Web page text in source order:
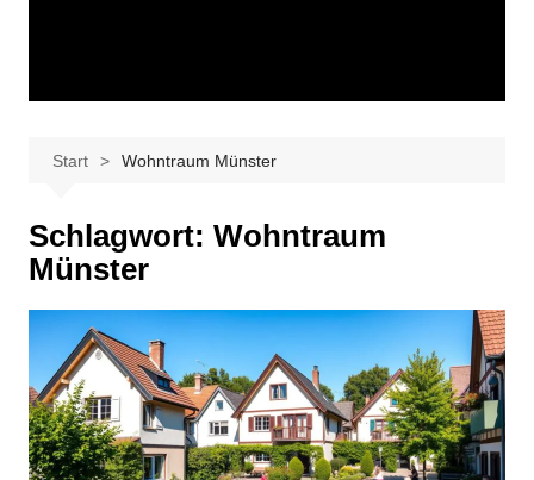
Start Wohntraum Münster
Schlagwort: Wohntraum
Münster